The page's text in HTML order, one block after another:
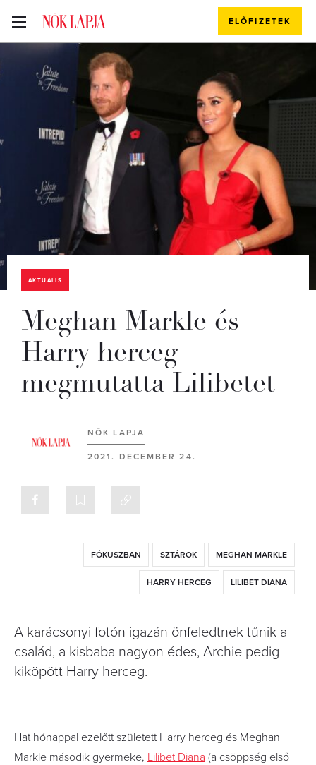
ELŐFIZETEK
AKTUÁLIS
Meghan Markle és
Harry herceg
megmutatta Lilibetet
NŐK LAPJA
2021. DECEMBER 24.
FÓKUSZBAN SZTÁROK MEGHAN MARKLE
HARRY HERCEG LILIBET DIANA
A karácsonyi fotón igazán önfeledtnek tűnik a
család, a kisbaba nagyon édes, Archie pedig
kiköpött Harry herceg.
Hat hónappal ezelőtt született Harry herceg és Meghan
Markle második gyermeke, Lilibet Diana (a csöppség első